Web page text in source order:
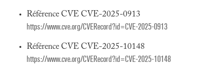
Référence CVE CVE-2025-0913
https://www.cve.org/CVERecord?id=CVE-2025-0913
Référence CVE CVE-2025-10148
https://www.cve.org/CVERecord?id=CVE-2025-10148